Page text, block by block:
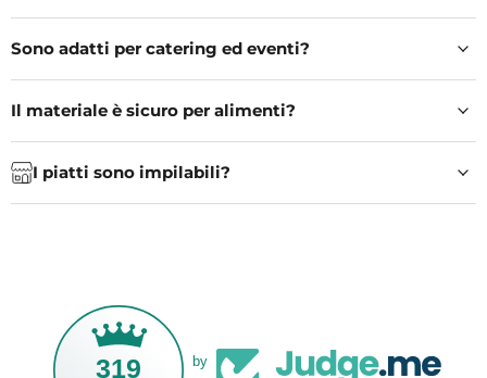
Sono adatti per catering ed eventi?
Il materiale è sicuro per alimenti?
I piatti sono impilabili?
319 by